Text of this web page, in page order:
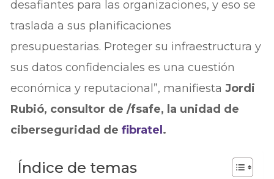
desafiantes para las organizaciones, y eso se
traslada a sus planificaciones
presupuestarias. Proteger su infraestructura y
sus datos confidenciales es una cuestión
económica y reputacional”, manifiestaJordi
Rubió, consultor de /fsafe, la unidad de
ciberseguridad defibratel .
Índice de temas